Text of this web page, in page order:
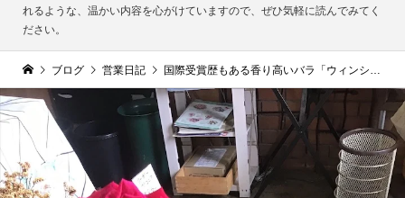
れるような、温かい内容を心がけていますので、ぜひ気軽に読んでみてく
ださい。
ブログ 営業日記 国際受賞歴もある香り高いバラ「ウィンショッテン」入荷｜ロゼット咲が魅力